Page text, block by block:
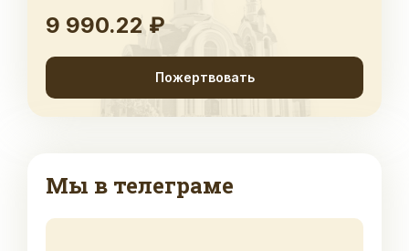
9 990.22 ₽
Пожертвовать
Мы в телеграме